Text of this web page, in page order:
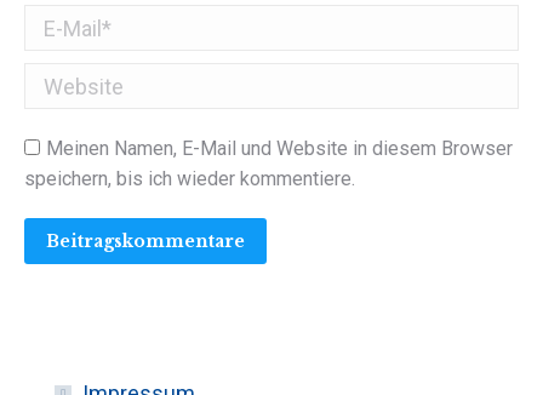
E-Mail *
Website
Meinen Namen, E-Mail und Website in diesem Browser
speichern, bis ich wieder kommentiere.
Beitragskommentare